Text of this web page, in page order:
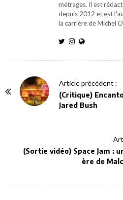
métrages. Il est
depuis 2012 et est
la carrière de Michel
Article précédent :
(Critique)
Jared Bush
(Sortie vidéo) Space Jam :
ère de